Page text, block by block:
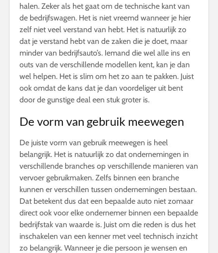
halen. Zeker als het gaat om de technische kant van
de bedrijfswagen. Het is niet vreemd wanneer je hier
zelf niet veel verstand van hebt. Het is natuurlijk zo
dat je verstand hebt van de zaken die je doet, maar
minder van bedrijfsauto’s. Iemand die wel alle ins en
outs van de verschillende modellen kent, kan je dan
wel helpen. Het is slim om het zo aan te pakken. Juist
ook omdat de kans dat je dan voordeliger uit bent
door de gunstige deal een stuk groter is.
De vorm van gebruik meewegen
De juiste vorm van gebruik meewegen is heel
belangrijk. Het is natuurlijk zo dat ondernemingen in
verschillende branches op verschillende manieren van
vervoer gebruikmaken. Zelfs binnen een branche
kunnen er verschillen tussen ondernemingen bestaan.
Dat betekent dus dat een bepaalde auto niet zomaar
direct ook voor elke ondernemer binnen een bepaalde
bedrijfstak van waarde is. Juist om die reden is dus het
inschakelen van een kenner met veel technisch inzicht
zo belangrijk. Wanneer je die persoon je wensen en